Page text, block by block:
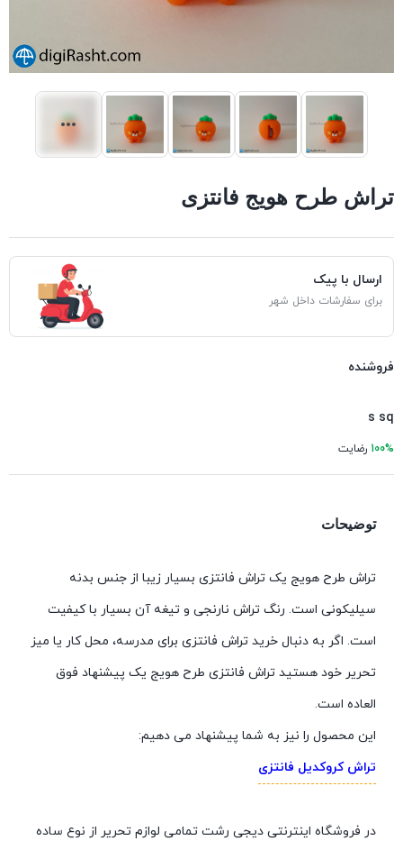
تراش طرح هویج فانتزی
ارسال با پیک
برای سفارشات داخل شهر
فروشنده
s sq
100% رضایت
توضیحات
تراش طرح هویج یک تراش فانتزی بسیار زیبا از جنس بدنه
سیلیکونی است. رنگ تراش نارنجی و تیغه آن بسیار با کیفیت
است. اگر به دنبال خرید تراش فانتزی برای مدرسه، محل کار یا میز
تحریر خود هستید تراش فانتزی طرح هویج یک پیشنهاد فوق
العاده است.
این محصول را نیز به شما پیشنهاد می دهیم:
تراش کروکدیل فانتزی
در فروشگاه اینترنتی دیجی رشت تمامی لوازم تحریر از نوع ساده